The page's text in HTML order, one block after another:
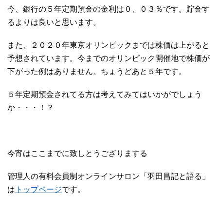
今、銀行の５年定期預金の金利は０、０３％です。貯金す
るよりは良いと思います。
また、２０２０年東京オリンピックまでは株価は上がると
予想されています。今までのオリンピック開催地で株価が
下がった例はありません。ちょうどあと５年です。
５年定期預金されてる方は考えてみてはいかがでしょう
か・・・！？
今宵はここまでに致しとうござりまする
管理人の有料会員制オンラインサロン「羽田昌記と語る」
は トップページです。